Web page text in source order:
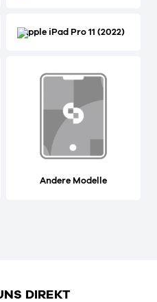
Apple iPad Pro 11 (2022)
Andere Modelle
DIREKT